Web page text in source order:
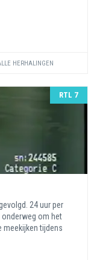
HERHALINGEN
RTL 7
24 uur per
onderweg om het
meekijken tijdens